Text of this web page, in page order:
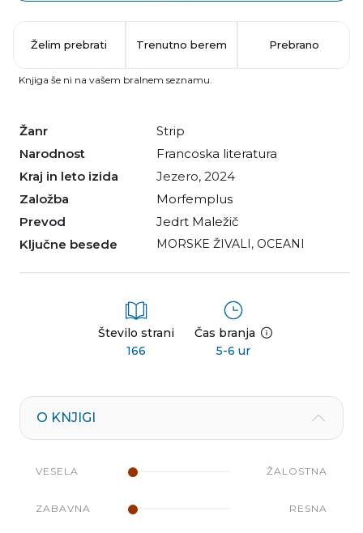
Žanr
strip
Narodnost
francoska literatura
Kraj in leto izida
Jezero, 2024
Založba
Morfemplus
Prevod
Jedrt Maležič
Ključne besede
MORSKE ŽIVALI, OCEANI
Število strani
166
Čas branja
5-6 ur
Želim prebrati Trenutno berem Prebrano
Knjiga še ni na vašem bralnem seznamu.
O KNJIGI
VESELA ŽALOSTNA
ZABAVNA RESNA